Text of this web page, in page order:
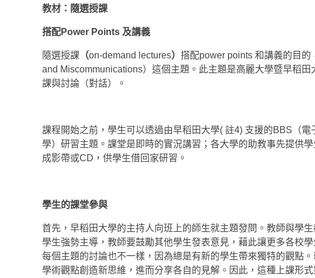
教材：隨選授課
搭配Power Points 及講義
隨選授課 （on-demand lectures） 搭配power points 和講義的目
and Miscommunications）這個主題。此主題是高麗大學暨早稻
課與討論（對話）。
課程開始之前，學生可以透過由早稻田大學( 註4) 支援的BBS（
學）研習主題。課堂是即時的實況講習；各大學的助教事先提供
成影帶或CD，供學生借回家研習。
學生的課堂參與
首先，早稻田大學的主持人向班上的師生就主題發問。教師與學
學生強勢主導，教師要鼓勵其他學生發表意見，藉此讓更多各校
每個主題的討論也不一樣，因為總是有新的學生帶來獨特的觀點
學術觀點創造新思維，進而分享各自的見解。因此，這種上課形